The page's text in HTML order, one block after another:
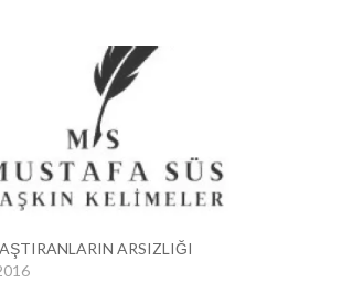
ARSIZLIĞI